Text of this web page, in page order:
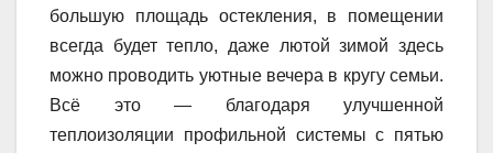
большую площадь остекления, в помещении
всегда будет тепло, даже лютой зимой здесь
можно проводить уютные вечера в кругу семьи.
Всё это — благодаря улучшенной
теплоизоляции профильной системы с пятью